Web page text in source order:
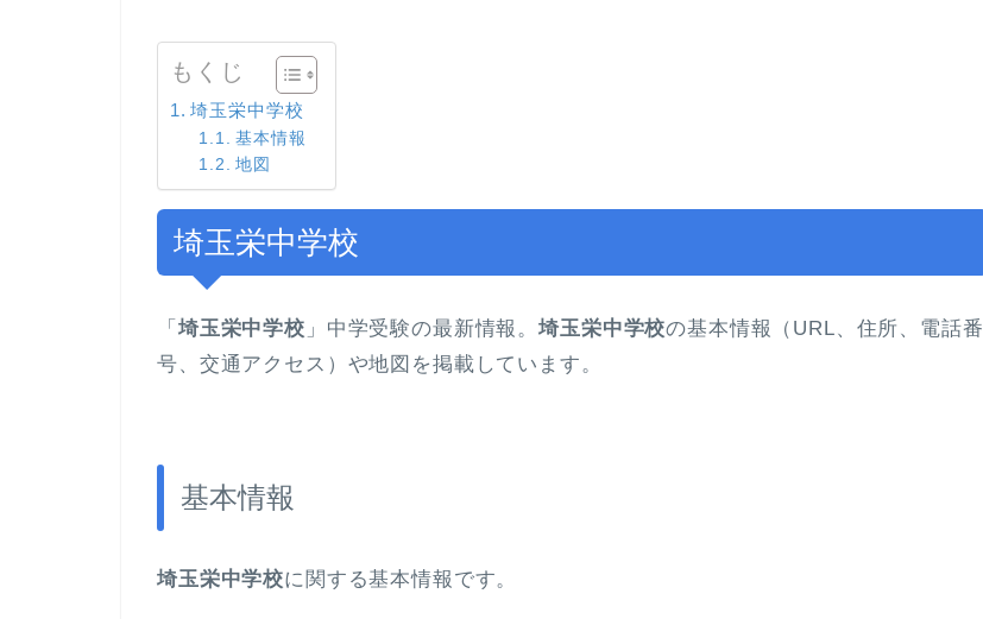
もくじ
埼玉栄中学校
基本情報
地図
埼玉栄中学校
「 埼玉栄中学校 」中学受験の最新情報。埼玉栄中学校の基本情報（URL、住所、電話番
号、交通アクセス）や地図を掲載しています。
基本情報
埼玉栄中学校に関する基本情報です。